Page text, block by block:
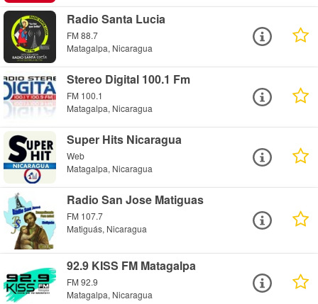
Radio Santa Lucia
FM 88.7
Matagalpa, Nicaragua
Stereo Digital 100.1 Fm
FM 100.1
Matagalpa, Nicaragua
Super Hits Nicaragua
Web
Matagalpa, Nicaragua
Radio San Jose Matiguas
FM 107.7
Matiguás, Nicaragua
92.9 KISS FM Matagalpa
FM 92.9
Matagalpa, Nicaragua